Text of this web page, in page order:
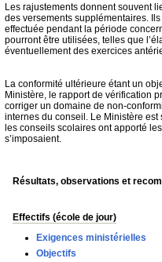
Les rajustements donnent souvent
des versements supplémentaires.
effectuée pendant la période
pourront être utilisées, telles que
éventuellement des exercices
La conformité ultérieure étant un
Ministère, le rapport de vérification
corriger un domaine de non-
internes du conseil. Le Ministère
les conseils scolaires ont apporté
s’imposaient.
Résultats, observations et
Effectifs (école de jour)
Exigences ministérielles
Objectifs